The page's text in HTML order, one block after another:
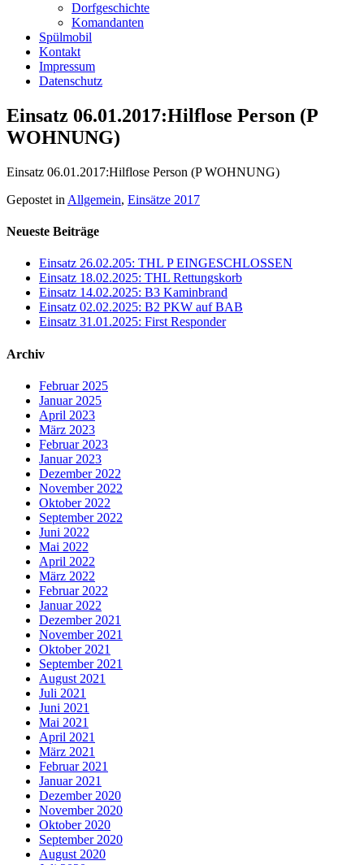
Dorfgeschichte
Komandanten
Spülmobil
Kontakt
Impressum
Datenschutz
Einsatz 06.01.2017:Hilflose Person (P
WOHNUNG)
Einsatz 06.01.2017:Hilflose Person (P WOHNUNG)
Gepostet in Allgemein, Einsätze 2017
Neueste Beiträge
Einsatz 26.02.205: THL P EINGESCHLOSSEN
Einsatz 18.02.2025: THL Rettungskorb
Einsatz 14.02.2025: B3 Kaminbrand
Einsatz 02.02.2025: B2 PKW auf BAB
Einsatz 31.01.2025: First Responder
Archiv
Februar 2025
Januar 2025
April 2023
März 2023
Februar 2023
Januar 2023
Dezember 2022
November 2022
Oktober 2022
September 2022
Juni 2022
Mai 2022
April 2022
März 2022
Februar 2022
Januar 2022
Dezember 2021
November 2021
Oktober 2021
September 2021
August 2021
Juli 2021
Juni 2021
Mai 2021
April 2021
März 2021
Februar 2021
Januar 2021
Dezember 2020
November 2020
Oktober 2020
September 2020
August 2020